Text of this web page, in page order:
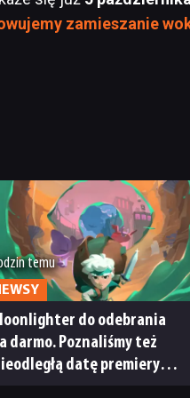
zamieszanie
temu
do odebrania
darmo. Poznaliśmy też
datę premiery